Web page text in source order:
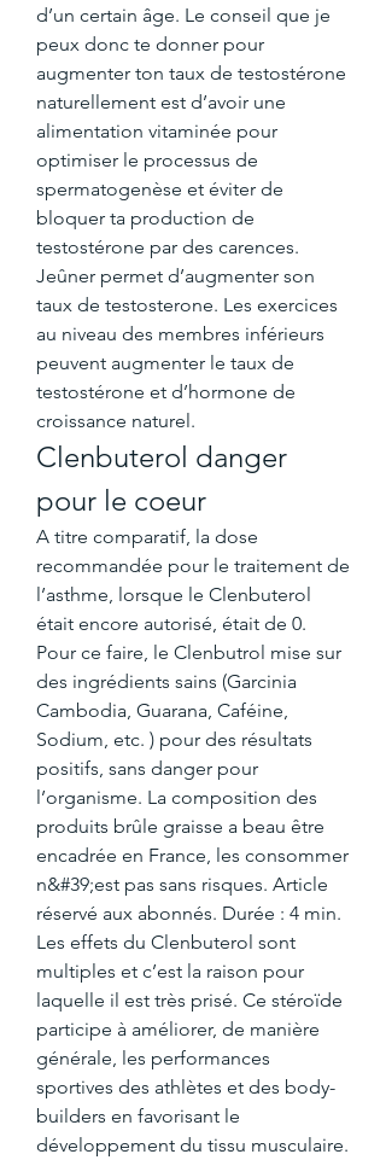
d’un certain âge. Le conseil que je
peux donc te donner pour
augmenter ton taux de testostérone
naturellement est d’avoir une
alimentation vitaminée pour
optimiser le processus de
spermatogenèse et éviter de
bloquer ta production de
testostérone par des carences.
Jeûner permet d’augmenter son
taux de testosterone. Les exercices
au niveau des membres inférieurs
peuvent augmenter le taux de
testostérone et d’hormone de
croissance naturel.
Clenbuterol danger
pour le coeur
A titre comparatif, la dose
recommandée pour le traitement de
l’asthme, lorsque le Clenbuterol
était encore autorisé, était de 0.
Pour ce faire, le Clenbutrol mise sur
des ingrédients sains (Garcinia
Cambodia, Guarana, Caféine,
Sodium, etc. ) pour des résultats
positifs, sans danger pour
l’organisme. La composition des
produits brûle graisse a beau être
encadrée en France, les consommer
n&#39;est pas sans risques. Article
réservé aux abonnés. Durée : 4 min.
Les effets du Clenbuterol sont
multiples et c’est la raison pour
laquelle il est très prisé. Ce stéroïde
participe à améliorer, de manière
générale, les performances
sportives des athlètes et des body-
builders en favorisant le
développement du tissu musculaire.